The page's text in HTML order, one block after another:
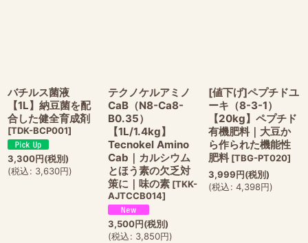
バチルス菌液
【1L】納豆菌を配
合した健全育成剤
[TDK-BCP001]
3,300円(税別)
(税込: 3,630円)
テクノケルアミノ
CaB（N8-Ca8-
B0.35）
【1L/1.4kg】
Tecnokel Amino
Cab｜カルシウム
とほう素の欠乏対
策に｜味の素 [TKK-
AJTCCB014]
3,500円(税別)
(税込: 3,850円)
[値下げ]ペプチドユ
ーキ（8-3-1）
【20kg】ペプチド
有機肥料｜大豆か
ら作られた機能性
肥料 [TBG-PT020]
3,999円(税別)
(税込: 4,398円)